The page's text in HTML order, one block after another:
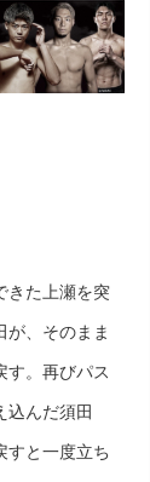
きた上瀬を突
が、そのまま
す。再びパス
込んだ須田
すと一度立ち